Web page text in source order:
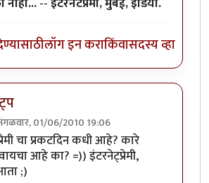
लॉग इन कराकिंवासदस्य व्हा
01/06/2010 19:06
इंटरनेट्पbyआंबोळी
चा प्रकटदिन कधी आहे? कारे
आहे का? =)) इंटरनेट्प्रेमी,
;)